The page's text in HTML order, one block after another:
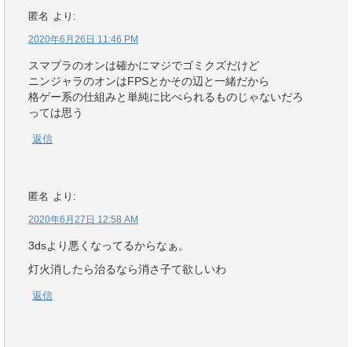
匿名 より:
2020年6月26日 11:46 PM
スマブラのオンは確かにマジでゴミクズだけど
ニンジャラのオンはFPSとかその辺と一緒だから
格ゲー系の仕組みと単純に比べられるものじゃないだろ
っては思う
返信
匿名 より:
2020年6月27日 12:58 AM
3dsより悪くなってるからなぁ。
灯火消したら治るなら消さ子て欲しいわ
返信